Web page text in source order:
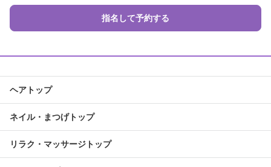
指名して予約する
ヘアトップ
ネイル・まつげトップ
リラク・マッサージトップ